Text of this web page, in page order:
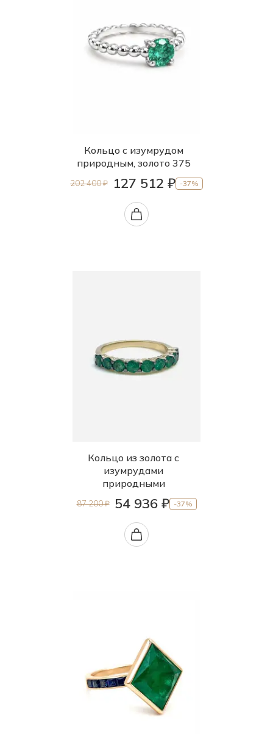
Кольцо с изумрудом
природным, золото 375
202 400 ₽ 127 512 ₽ -37%
Кольцо из золота с
изумрудами
природными
87 200 ₽ 54 936 ₽ -37%